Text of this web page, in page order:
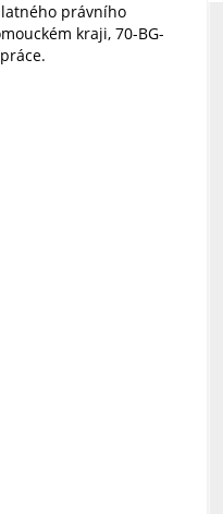
právního
kraji, 70-BG-